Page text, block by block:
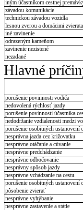
iným účastníkom cestnej
závadou komunikácie
technickou závadou vozidla
lesnou zverou a domácimi
iné zavinenie
odrazeným kameňom
zavinenie nezistené
nezadané
Hlavné
porušenie povinnosti vodiča
nedovolená rýchlosť jazdy
porušenie povinnosti účastníka
nedodržanie vzdialenosti medzi
porušenie osobitných ustanovení
nesprávna jazda cez križovatku
nesprávne otáčanie a cúvanie
nesprávne predchádzanie
nesprávne odbočovanie
nesprávny spôsob jazdy
nesprávne vchádzanie na cestu
porušenie osobitných ustanovení
pôsobenie zvierať
nesprávne vyhýbanie
nesprávne zastavenie a státie